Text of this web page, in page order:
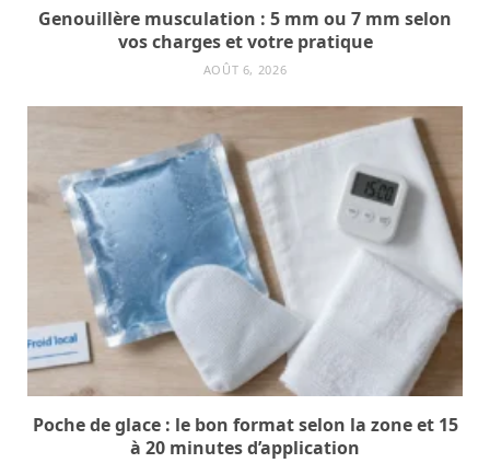
Genouillère musculation : 5 mm ou 7 mm selon
vos charges et votre pratique
AOÛT 6, 2026
Poche de glace : le bon format selon la zone et 15
à 20 minutes d’application